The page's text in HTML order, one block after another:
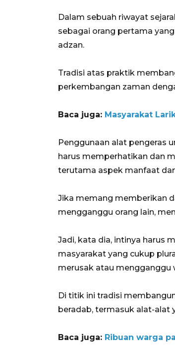
Dalam sebuah riwayat
sebagai orang pertama
adzan.
Tradisi atas praktik
perkembangan zaman
Baca juga: Masyarakat
Penggunaan alat pengeras
harus memperhatikan dan
terutama aspek manfaat
Jika memang memberikan
mengganggu orang lain,
Jadi, kata dia, intinya harus
masyarakat yang cukup
merusak atau mengganggu
Di titik ini tradisi
beradab, termasuk alat-alat
Baca juga: Ribuan warga